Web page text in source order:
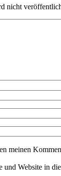
nicht
meinen
Website in